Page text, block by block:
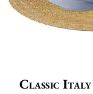
Classic Italy